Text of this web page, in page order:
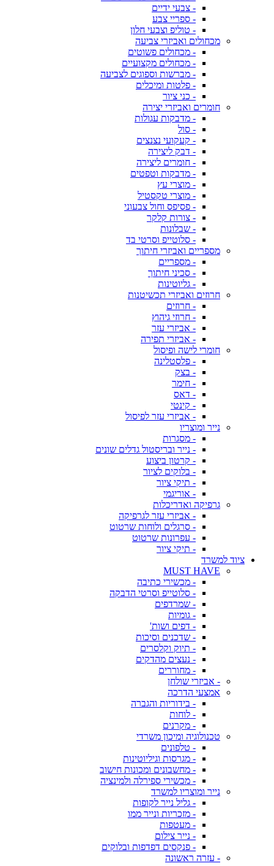
- צבעי ידיים
- ספריי צבע
- טוליפ וצבעי חלון
מכחולים ואביזרי צביעה
- מכחולים פשוטים
- מכחולים מקצועיים
- מברשות וספוגים לצביעה
- פלטות ומיכלים
- כני ציור
חומרים ואביזרי יצירה
- מדבקות עגולות
- סול
- קעקועי נצנצים
- דבק ליצירה
- חומרים ליצירה
- מדבקות וטפטים
- מוצרי עץ
- מוצרי טקסטיל
- פסיפס וחול צבעוני
- צורות קלקר
- שבלונות
- סלוטייפ וסרטי בד
מספריים ואביזרי חיתוך
- מספריים
- סכיני חיתוך
- גליוטינות
חרוזים ואביזרי תכשיטנות
- חרוזים
- חרוזי גיהוץ
- אביזרי עזר
- אביזרי תפירה
חומרי לישה ופיסול
- פלסטלינה
- בצק
- חימר
- דאס
- קינטי
- אביזרי עזר לפיסול
נייר ומוצריו
- מסגרות
- נייר ובריסטול גדלים שונים
- קרטון ביצוע
- בלוקים לציור
- תיקי ציור
- אוריגמי
גרפיקה ואדריכלות
- אביזרי עזר לגרפיקה
- סרגלים ולוחות שרטוט
- עפרונות שרטוט
- תיקי ציור
ציוד למשרד
MUST HAVE
- מכשירי כתיבה
- סלוטייפ וסרטי הדבקה
- שמרדפים
- גומיות
- דפים ושות'
- שדכנים וסיכות
- תיוק וקלסרים
- נעצים מהדקים
- מחוררים
- אביזרי שולחן
אמצעי הדרכה
- בידוריות והגברה
- לוחות
- מקרנים
טכנולוגיה ומיכון משרדי
- טלפונים
- מגרסות וגיליוטינות
- מחשבונים ומכונות חישוב
- מכשירי ספירלה ולמינציה
נייר ומוצריו למשרד
- גליל נייר לקופות
- מזכריות ונייר ממו
- מעטפות
- נייר צילום
- פנקסים דפדפות ובלוקים
- עזרה ראשונה